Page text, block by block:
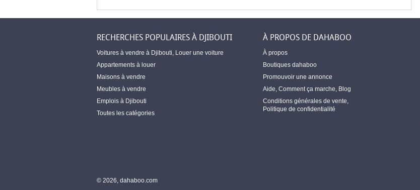
RECHERCHES POPULAIRES À DJIBOUTI
Voitures à vendre à Djibouti Louer une voiture
Appartements à louer
Maisons à vendre
Meubles à vendre
Emplois à Djibouti
Toutes les catégories
À PROPOS DE DAHABOO
À propos
Boutiques dahaboo
Promouvoir une annonce
Aide Comment ça marche Blog
Conditions générales de vente
Politique de confidentialité
© 2026, dahaboo.com